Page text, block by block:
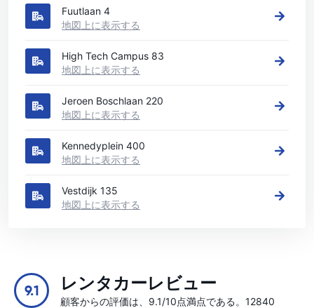
Fuutlaan 4
地図上に表示する
High Tech Campus 83
地図上に表示する
Jeroen Boschlaan 220
地図上に表示する
Kennedyplein 400
地図上に表示する
Vestdijk 135
地図上に表示する
9.1 レンタカーレビュー
顧客からの評価は、9.1/10点満点である。12840